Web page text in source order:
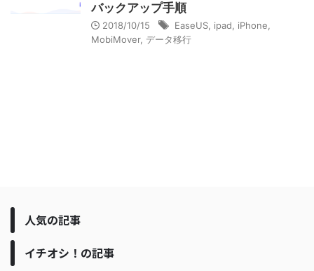
バックアップ手順
2018/10/15 EaseUS ipad iPhone
MobiMover, データ移行
人気の記事
イチオシ！の記事